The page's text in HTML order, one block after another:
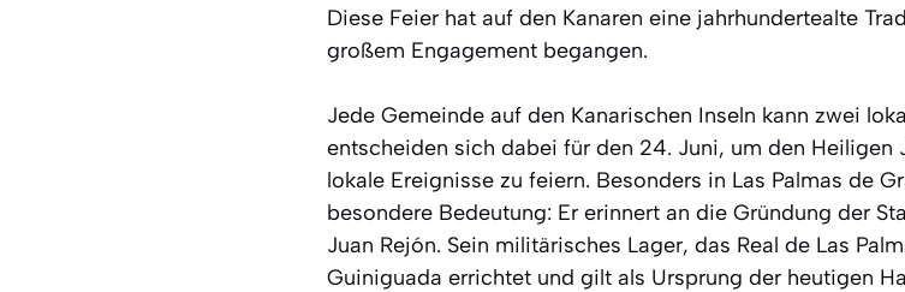
Diese Feier hat auf den Kanaren eine jahrhundertealte
großem Engagement begangen.
Jede Gemeinde auf den Kanarischen Inseln kann zwei
entscheiden sich dabei für den 24. Juni, um den Heiligen
lokale Ereignisse zu feiern. Besonders in Las Palmas de
besondere Bedeutung: Er erinnert an die Gründung der
Juan Rejón. Sein militärisches Lager, das Real de Las
Guiniguada errichtet und gilt als Ursprung der heutigen